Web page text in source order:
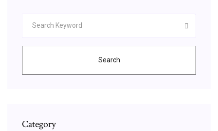
Search
Category